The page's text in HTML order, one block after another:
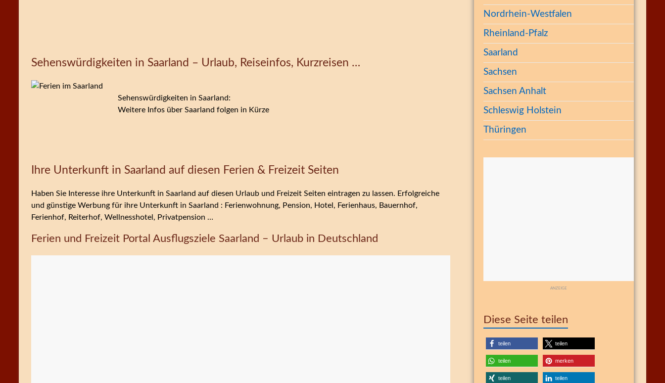
Sehenswürdigkeiten in Saarland – Urlaub, Reiseinfos, Kurzreisen …
Sehenswürdigkeiten in Saarland:
Weitere Infos über Saarland folgen in Kürze
Ihre Unterkunft in Saarland auf diesen Ferien & Freizeit Seiten
Haben Sie Interesse ihre Unterkunft in Saarland auf diesen Urlaub und Freizeit Seiten eintragen zu lassen. Erfolgreiche
und günstige Werbung für ihre Unterkunft in Saarland : Ferienwohnung, Pension, Hotel, Ferienhaus, Bauernhof,
Ferienhof, Reiterhof, Wellnesshotel, Privatpension …
Ferien und Freizeit Portal Ausflugsziele Saarland – Urlaub in Deutschland
Nordrhein-Westfalen
Rheinland-Pfalz
Saarland
Sachsen
Sachsen Anhalt
Schleswig Holstein
Thüringen
ANZEIGE
Diese Seite teilen
teilen teilen
teilen merken
teilen teilen